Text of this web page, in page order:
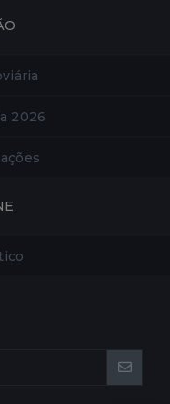
2026